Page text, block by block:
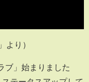
より）
ブ」始まりました